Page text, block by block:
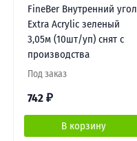
FineBer Внутренний угол
Extra Acrylic зеленый
3,05м (10шт/уп) снят с
производства
Под заказ
742 ₽
В корзину